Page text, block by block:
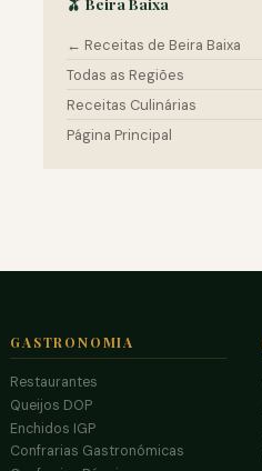
← Receitas de Beira Baixa
Todas as Regiões
Receitas Culinárias
Página Principal
GASTRONOMIA
Restaurantes
Queijos DOP
Enchidos IGP
Confrarias Gastronómicas